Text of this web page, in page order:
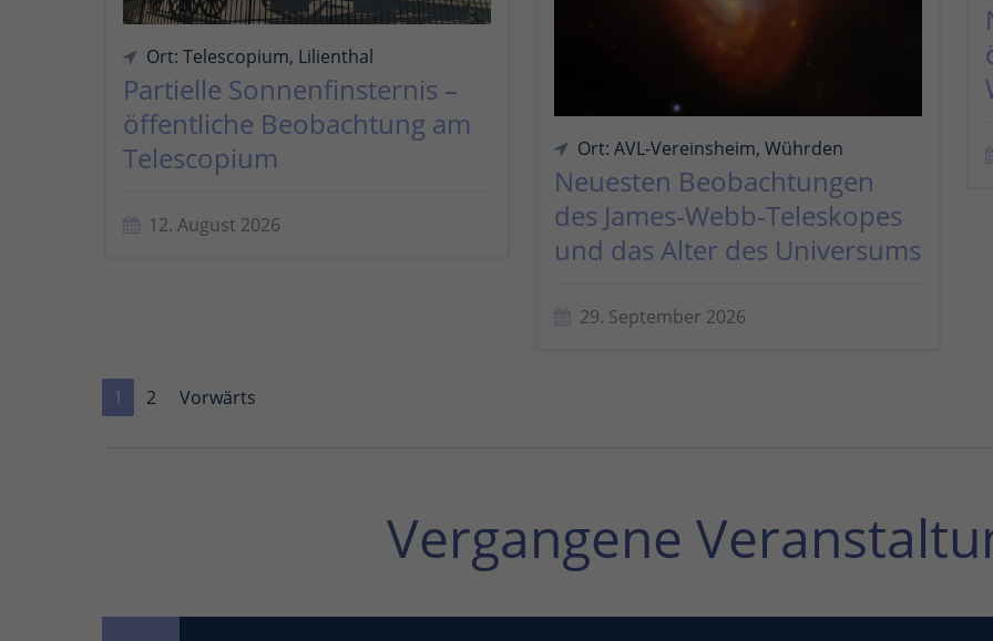
Ort: Telescopium, Lilienthal
Partielle Sonnenfinsternis –
öffentliche Beobachtung am
Telescopium
12. August 2026
Ort: AVL-Vereinsheim, Wührden
Neuesten Beobachtungen
des James-Webb-Teleskopes
und das Alter des Universums
29. September 2026
1 2 Vorwärts
Vergangene